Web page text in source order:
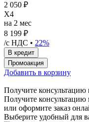
2 050 ₽
X4
на 2 мес
8 199 ₽
/с НДС • 22%
Добавить в корзину
Получите консультацию
Получите консультацию
или оформите заказ
Выберите удобный для